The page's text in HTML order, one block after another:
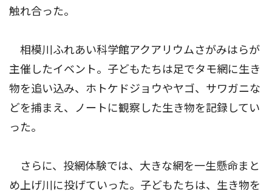
触れ合った。
相模川ふれあい科学館アクアリウムさがみはらが
主催したイベント。子どもたちは足でタモ網に生き
物を追い込み、ホトケドジョウやヤゴ、サワガニな
どを捕まえ、ノートに観察した生き物を記録してい
った。
さらに、投網体験では、大きな網を一生懸命まと
め上げ川に投げていった。子どもたちは、生き物を